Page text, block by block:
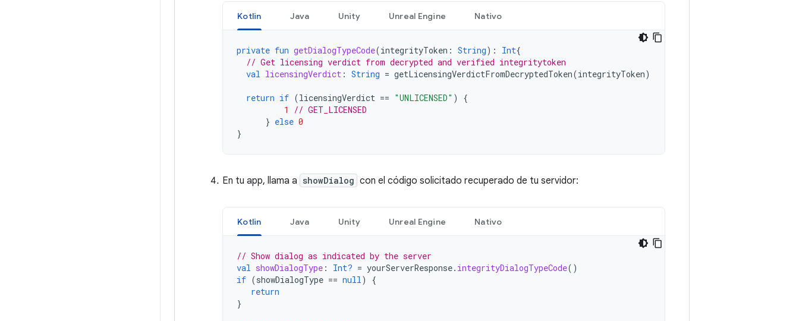
Kotlin Java Unity Unreal Engine Nativo
private fun getDialogTypeCode(integrityToken : String): Int{
// Get licensing verdict from decrypted and verified integritytoken
val licensingVerdict : String = getLicensingVerdictFromDecryptedToken(integrityToken)
return if (licensingVerdict == "UNLICENSED" )
{
1
// GET_LICENSED
} else 0
}
En tu app, llama a showDialog con el código solicitado recuperado de tu servidor:
Kotlin Java Unity Unreal Engine Nativo
// Show dialog as indicated by the server
val showDialogType : Int? = yourServerResponse. integrityDialogTypeCode()
if (showDialogType == null)
{
return
}